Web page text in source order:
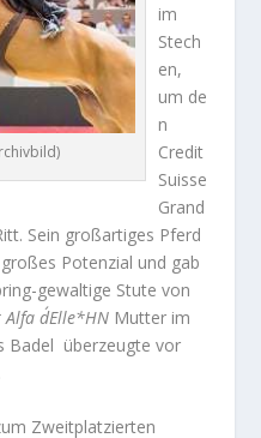
im
Stech
en,
um de
n
Credit
Suisse
Grand
Sein großartiges Pferd
Potenzial und gab
gewaltige Stute von
d´Elle*HN Mutter im
Badel überzeugte vor
Zweitplatzierten